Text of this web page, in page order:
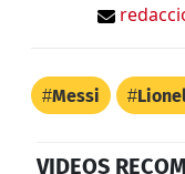
Messi
VIDEOS